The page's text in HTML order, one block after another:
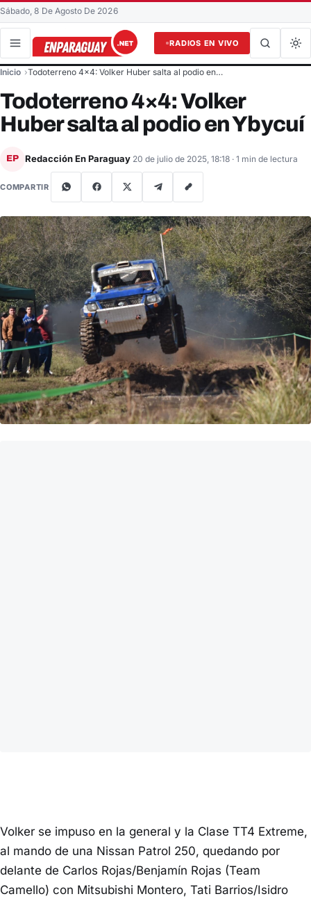
Sábado, 8 De Agosto De 2026
RADIOS EN VIVO
Buscar en el sitio
Inicio Todoterreno 4×4: Volker Huber salta al podio en…
Todoterreno 4×4: Volker
Huber salta al podio en Ybycuí
EP Redacción En Paraguay 20 de julio de 2025, 18:18 · 1 min de lectura
COMPARTIR
Volker se impuso en la general y la Clase TT4 Extreme,
al mando de una Nissan Patrol 250, quedando por
delante de Carlos Rojas/Benjamín Rojas (Team
Camello) con Mitsubishi Montero, Tati Barrios/Isidro